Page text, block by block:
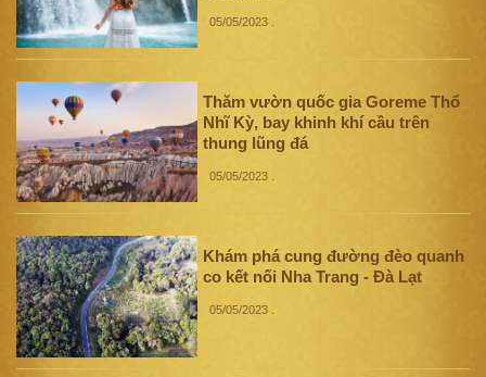
05/05/2023
Thăm vườn quốc gia Goreme Thổ
Nhĩ Kỳ, bay khinh khí cầu trên
thung lũng đá
05/05/2023
Khám phá cung đường đèo quanh
co kết nối Nha Trang - Đà Lạt
05/05/2023 .